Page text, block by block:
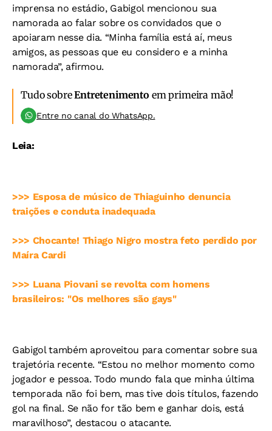
imprensa no estádio, Gabigol mencionou sua
namorada ao falar sobre os convidados que o
apoiaram nesse dia. “Minha família está aí, meus
amigos, as pessoas que eu considero e a minha
namorada”, afirmou.
Tudo sobreEntretenimento em primeira mão!
Entre no canal do WhatsApp.
Leia:
>>> Esposa de músico de Thiaguinho denuncia
traições e conduta inadequada
>>> Chocante! Thiago Nigro mostra feto perdido por
Maíra Cardi
>>> Luana Piovani se revolta com homens
brasileiros: "Os melhores são gays"
Gabigol também aproveitou para comentar sobre sua
trajetória recente. “Estou no melhor momento como
jogador e pessoa. Todo mundo fala que minha última
temporada não foi bem, mas tive dois títulos, fazendo
gol na final. Se não for tão bem e ganhar dois, está
maravilhoso”, destacou o atacante.